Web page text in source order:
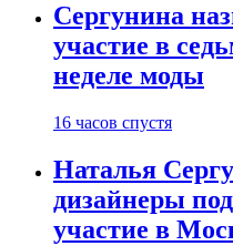
Сергунина
участие в
неделе моды
16 часов спустя
Наталья
дизайнеры
участие в